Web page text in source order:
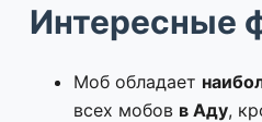
Интересные
Моб обладает
всех мобов в Аду,